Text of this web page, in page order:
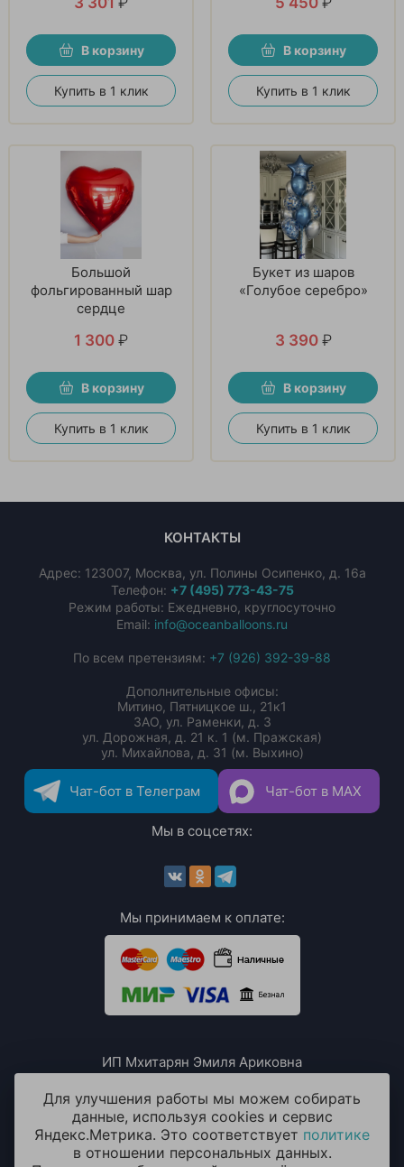
В корзину
Купить в 1 клик
В корзину
Купить в 1 клик
Большой
фольгированный шар
сердце
1 300 ₽
В корзину
Купить в 1 клик
Букет из шаров
«Голубое серебро»
3 390 ₽
В корзину
Купить в 1 клик
КОНТАКТЫ
Адрес: 123007, Москва, ул. Полины Осипенко, д. 16а
Телефон: +7 (495) 773-43-75
Режим работы: Ежедневно, круглосуточно
Email: info@oceanballoons.ru
По всем претензиям: +7 (926) 392-39-88
Дополнительные офисы:
Митино, Пятницкое ш., 21к1
ЗАО, ул. Раменки, д. 3
ул. Дорожная, д. 21 к. 1 (м. Пражская)
ул. Михайлова, д. 31 (м. Выхино)
Чат-бот в Телеграм Чат-бот в MAX
Мы в соцсетях:
Мы принимаем к оплате:
ИП Мхитарян Эмиля Ариковна
ИНН: 771385063807
ОГРН / ОГРНИП: 319508100076230
Для улучшения работы мы можем собирать
данные, используя cookies и сервис
Яндекс.Метрика. Это соответствует политике
в отношении персональных данных.